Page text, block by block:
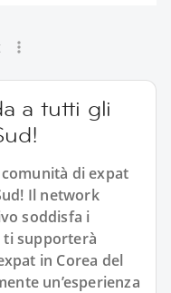
a tutti gli
di expat
Il network
soddisfa i
ti supporterà
in Corea del
un’esperienza